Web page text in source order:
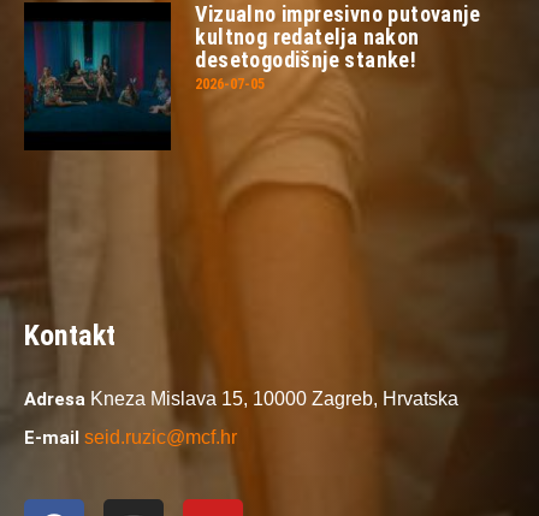
Vizualno impresivno putovanje
kultnog redatelja nakon
desetogodišnje stanke!
2026-07-05
Kontakt
Adresa Kneza Mislava 15, 10000 Zagreb, Hrvatska
E-mail seid.ruzic@mcf.hr